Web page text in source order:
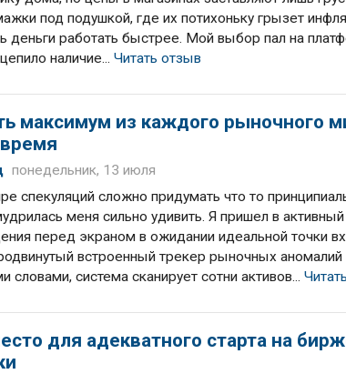
под подушкой, где их потихоньку грызет
деньги работать быстрее. Мой выбор пал на
наличие...Читать отзыв
максимум из каждого рыночного
понедельник, 13 июля
спекуляций сложно придумать что то
меня сильно удивить. Я пришел в
перед экраном в ожидании идеальной точки
встроенный трекер рыночных
система сканирует сотни активов...
для адекватного старта на